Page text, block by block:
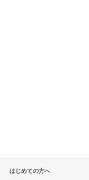
はじめての方へ